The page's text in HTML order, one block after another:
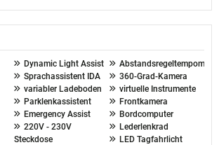
Dynamic Light Assist
Abstandsregeltempomat
Sprachassistent IDA
360-Grad-Kamera
variabler Ladeboden
virtuelle Instrumente
Parklenkassistent
Frontkamera
Emergency Assist
Bordcomputer
220V - 230V
Steckdose
Lederlenkrad
LED Tagfahrlicht